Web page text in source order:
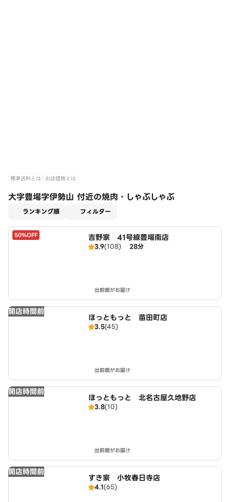
標準送料とは お店価格とは
大字豊場字伊勢山 付近の焼肉・しゃぶしゃぶ
ランキング順 フィルター
50%OFF 吉野家 41号線豊場南店
3.9(108) 28分
出前館がお届け
開店時間前
ほっともっと 苗田町店
3.5(45)
出前館がお届け
開店時間前
ほっともっと 北名古屋久地野店
3.8(10)
出前館がお届け
開店時間前
すき家 小牧春日寺店
4.1(65)